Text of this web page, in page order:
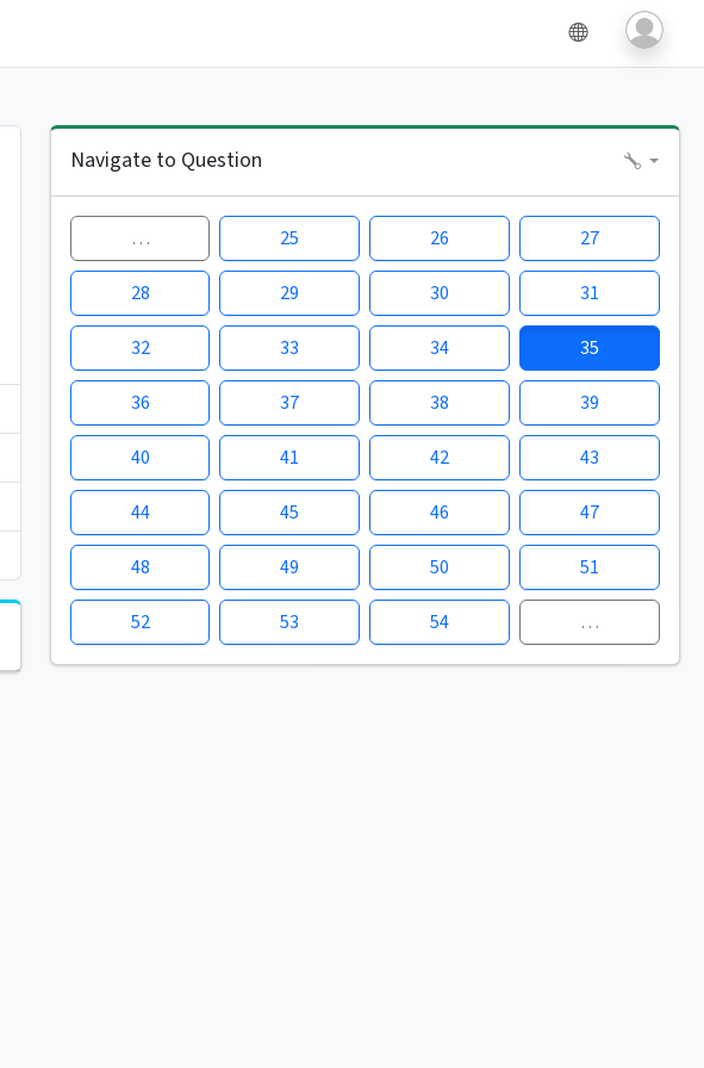
Navigate to Question
… 25 26 27
28 29 30 31
32 33 34 35
36 37 38 39
40 41 42 43
44 45 46 47
48 49 50 51
52 53 54 …